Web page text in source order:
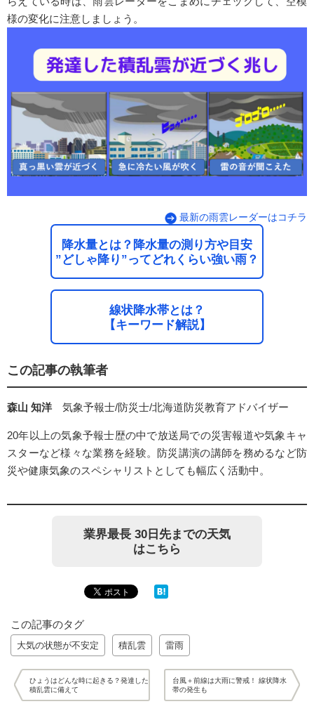
様の変化に注意しましょう。
最新の雨雲レーダーはコチラ
降水量とは？降水量の測り方や目安
”どしゃ降り”ってどれくらい強い雨？
線状降水帯とは？
【キーワード解説】
この記事の執筆者
森山 知洋 気象予報士/防災士/北海道防災教育アドバイザー
20年以上の気象予報士歴の中で放送局での災害報道や気象キャ
スターなど様々な業務を経験。防災講演の講師を務めるなど防
災や健康気象のスペシャリストとしても幅広く活動中。
業界最長 30日先までの天気
はこちら
この記事のタグ
大気の状態が不安定 積乱雲 雷雨
ひょうはどんな時に起きる？発達した
積乱雲に備えて
台風＋前線は大雨に警戒！ 線状降水
帯の発生も